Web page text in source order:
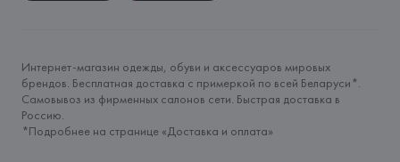
Интернет-магазин одежды, обуви и аксессуаров мировых
брендов. Бесплатная доставка с примеркой по всей Беларуси*.
Самовывоз из фирменных салонов сети. Быстрая доставка в
Россию.
*Подробнее на странице «Доставка и оплата»